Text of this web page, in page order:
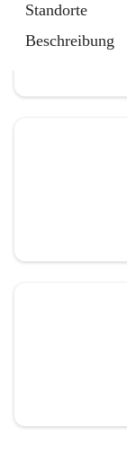
Standorte
Beschreibung